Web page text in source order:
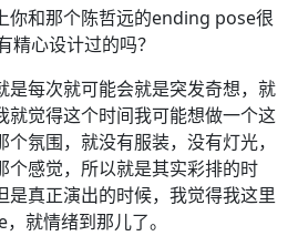
你和那个陈哲远的ending pose很
精心设计过的吗？
是每次就可能会就是突发奇想，就
就觉得这个时间我可能想做一个这
氛围，就没有服装，没有灯光，
个感觉，所以就是其实彩排的时
是真正演出的时候，我觉得我这里
就情绪到那儿了。